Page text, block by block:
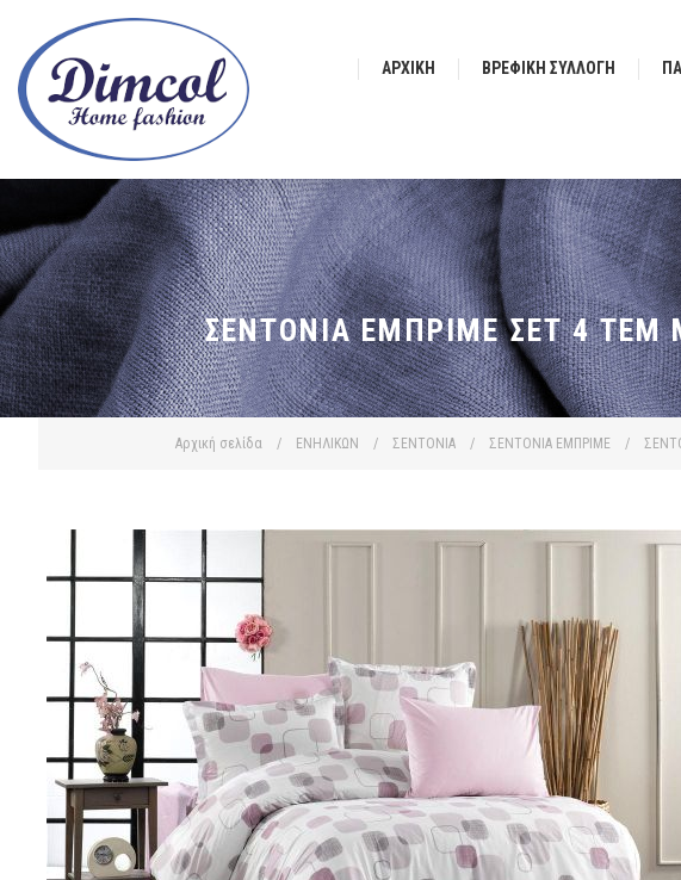
ΑΡΧΙΚΉ ΒΡΕΦΙΚΗ ΣΥΛΛΟΓΗ
Αρχική σελίδα / ΕΝΗΛΙΚΩΝ / ΣΕΝΤΟΝΙΑ / ΣΕΝΤΟΝΙΑ ΕΜΠΡΙΜΕ /
ΣΕΝΤΌΝΙΑ ΕΜΠΡΙΜΈ ΣΕΤ 4 ΤΕΜ